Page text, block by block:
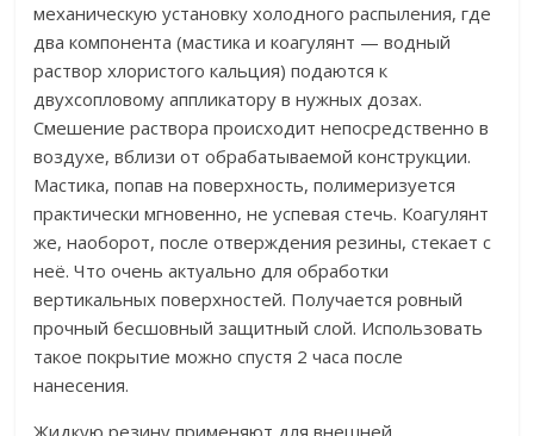
механическую установку холодного распыления, где
два компонента (мастика и коагулянт — водный
раствор хлористого кальция) подаются к
двухсопловому аппликатору в нужных дозах.
Смешение раствора происходит непосредственно в
воздухе, вблизи от обрабатываемой конструкции.
Мастика, попав на поверхность, полимеризуется
практически мгновенно, не успевая стечь. Коагулянт
же, наоборот, после отверждения резины, стекает с
неё. Что очень актуально для обработки
вертикальных поверхностей. Получается ровный
прочный бесшовный защитный слой. Использовать
такое покрытие можно спустя 2 часа после
нанесения.